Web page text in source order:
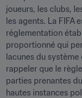
joueurs, les clubs,
les agents. La FIFA
réglementation
proportionné qui
lacunes du
rappeler que le
parties prenantes
hautes instances